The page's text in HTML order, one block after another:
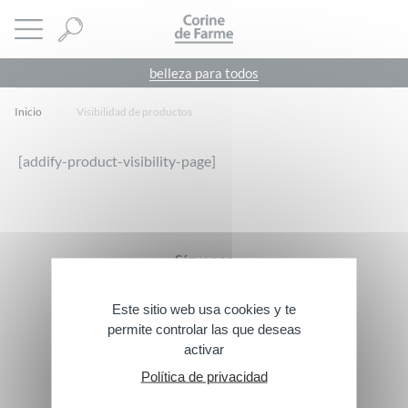
abrir menú CORINE DE FARME
belleza para todos
Inicio Visibilidad de productos
[addify-product-visibility-page]
Síguenos
Contáctanos
> Escríbenos
Este sitio web usa cookies y te
permite controlar las que deseas
activar
Política de privacidad